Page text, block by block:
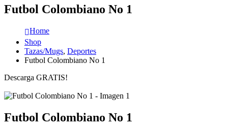
Futbol Colombiano No 1
Home
Shop
Tazas/Mugs, Deportes
Futbol Colombiano No 1
Descarga GRATIS!
Futbol Colombiano No 1